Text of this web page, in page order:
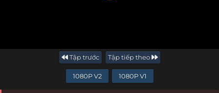
Tập trước Tập tiếp theo
1080P V2 1080P V1